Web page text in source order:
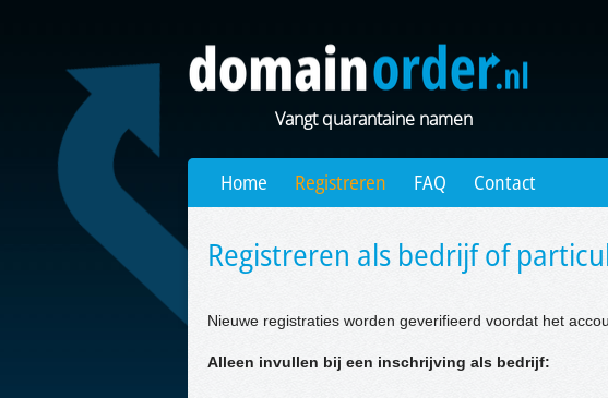
Vangt quarantaine namen
Home Registreren FAQ Contact
Registreren als bedrijf of
Nieuwe registraties worden geverifieerd voordat het
Alleen invullen bij een inschrijving als bedrijf: